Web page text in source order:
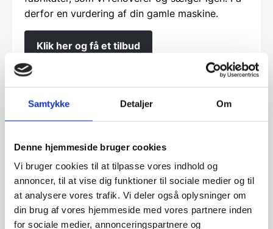
Samtykke Detaljer Om
Denne hjemmeside bruger cookies
Vi bruger cookies til at tilpasse vores indhold og
annoncer, til at vise dig funktioner til sociale medier og til
at analysere vores trafik. Vi deler også oplysninger om
din brug af vores hjemmeside med vores partnere inden
for sociale medier, annonceringspartnere og
derfor en vurdering af din gamle maskine.
Klik her og få et tilbud
Finansiering
Ønsker du at få dine varer finansieret har vi
samarbejdspartnere. Du findes vores beregner
og ansøgningsskema her:
Beregn og ansøg her